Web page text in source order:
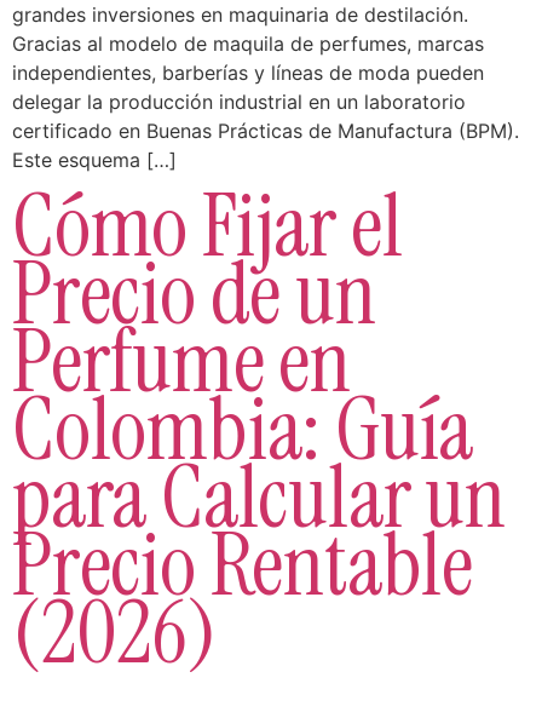
grandes inversiones en maquinaria de destilación.
Gracias al modelo de maquila de perfumes, marcas
independientes, barberías y líneas de moda pueden
delegar la producción industrial en un laboratorio
certificado en Buenas Prácticas de Manufactura (BPM).
Este esquema […]
Cómo Fijar el
Precio de un
Perfume en
Colombia: Guía
para Calcular un
Precio Rentable
(2026)